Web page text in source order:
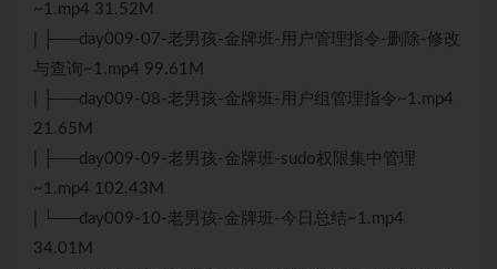
~1.mp4 31.52M
| ├──day009-07-老男孩-金牌班-用户管理指令-删除-修改
与查询~1.mp4 99.61M
| ├──day009-08-老男孩-金牌班-用户组管理指令~1.mp4
21.65M
| ├──day009-09-老男孩-金牌班-sudo权限集中管理
~1.mp4 102.43M
| └──day009-10-老男孩-金牌班-今日总结~1.mp4
34.01M